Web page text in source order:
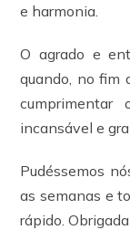
e harmonia.
O agrado e
quando, no fim
incansável e
Pudéssemos
as semanas e
rápido.